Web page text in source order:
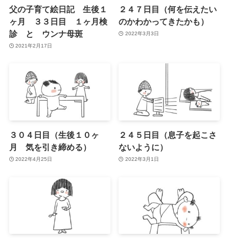
父の子育て絵日記 生後１
ヶ月 ３３日目 １ヶ月検
診 と ウンナ母斑
2021年2月17日
２４７日目（何を伝えたい
のかわかってきたかも）
2022年3月3日
３０４日目（生後１０ヶ
月 気を引き締める）
2022年4月25日
２４５日目（息子を起こさ
ないように）
2022年3月1日